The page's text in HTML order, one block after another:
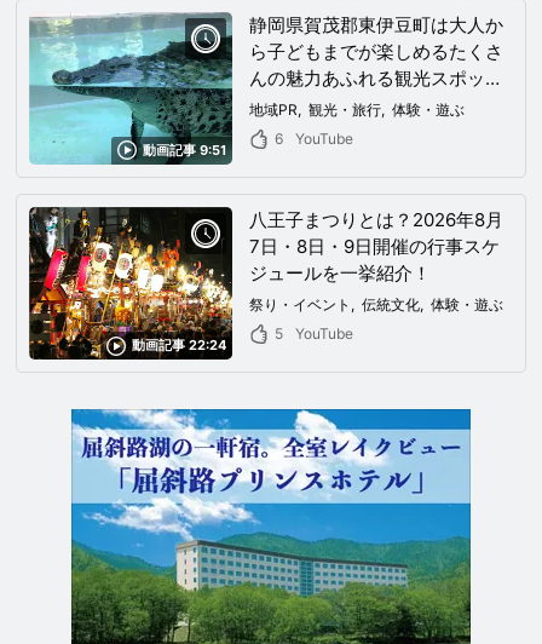
動画記事 9:51
静岡県賀茂郡東伊豆町は大人か
ら子どもまでが楽しめるたくさ
んの魅力あふれる観光スポッ
ト！夜空一面に広がる満点の星
空は時間が止まったかのように
地域PR 観光・旅行
体験・遊ぶ
6
YouTube
動画記事 22:24
八王子まつりとは？2026年8月
7日・8日・9日開催の行事スケ
ジュールを一挙紹介！
祭り・イベント 伝統文化
体験・遊ぶ
5
YouTube